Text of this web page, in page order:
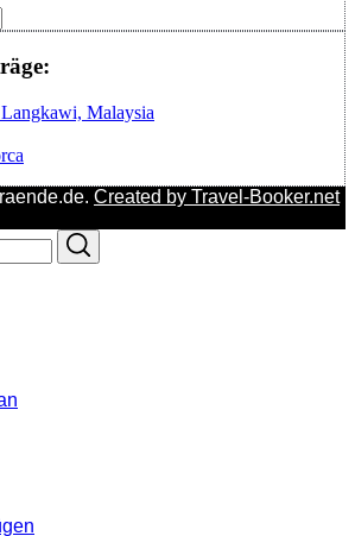
Malaysia
Created by Travel-Booker.net